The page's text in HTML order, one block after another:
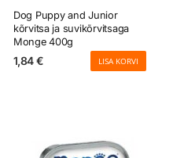
Dog Puppy and Junior
kõrvitsa ja suvikõrvitsaga
Monge 400g
1,84€ LISA KORVI